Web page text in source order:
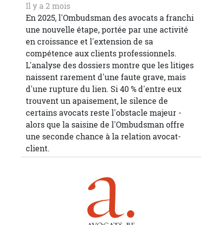
Il y a 2 mois
En 2025, l'Ombudsman des avocats a franchi
une nouvelle étape, portée par une activité
en croissance et l'extension de sa
compétence aux clients professionnels.
L'analyse des dossiers montre que les litiges
naissent rarement d'une faute grave, mais
d'une rupture du lien. Si 40 % d'entre eux
trouvent un apaisement, le silence de
certains avocats reste l'obstacle majeur -
alors que la saisine de l'Ombudsman offre
une seconde chance à la relation avocat-
client.